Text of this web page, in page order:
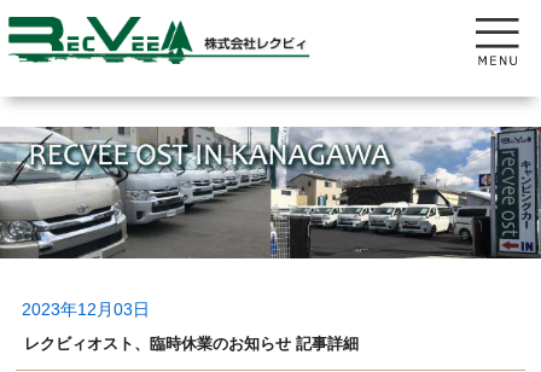
2023年12月03日
レクビィオスト、臨時休業のお知らせ 記事詳細